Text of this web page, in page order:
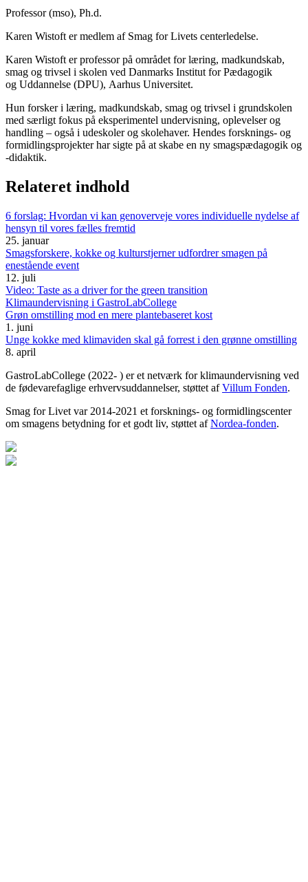
Professor (mso), Ph.d.
Karen Wistoft er medlem af Smag for Livets centerledelse.
Karen Wistoft er professor på området for læring, madkundskab,
smag og trivsel i skolen ved Danmarks Institut for Pædagogik
og Uddannelse (DPU), Aarhus Universitet.
Hun forsker i læring, madkundskab, smag og trivsel i grundskolen
med særligt fokus på eksperimentel undervisning, oplevelser og
handling – også i udeskoler og skolehaver. Hendes forsknings- og
formidlingsprojekter har sigte på at skabe en ny smagspædagogik og
-didaktik.
Relateret indhold
6 forslag: Hvordan vi kan genoverveje vores individuelle nydelse af
hensyn til vores fælles fremtid
25. januar
Smagsforskere, kokke og kulturstjerner udfordrer smagen på
enestående event
12. juli
Video: Taste as a driver for the green transition
Klimaundervisning i GastroLabCollege
Grøn omstilling mod en mere plantebaseret kost
1. juni
Unge kokke med klimaviden skal gå forrest i den grønne omstilling
8. april
GastroLabCollege (2022- ) er et netværk for klimaundervisning ved
de fødevarefaglige erhvervsuddannelser, støttet afVillum Fonden.
Smag for Livet var 2014-2021 et forsknings- og formidlingscenter
om smagens betydning for et godt liv, støttet afNordea-fonden.